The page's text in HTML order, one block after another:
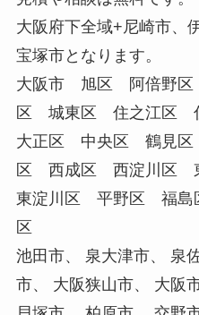
大阪府下全域+尼崎市、
宝塚市となります。
大阪市 旭区 阿倍野
区 城東区 住之江区
大正区 中央区 鶴見
区 西成区 西淀川区
東淀川区 平野区 福
区
池田市、 泉大津市、 泉
市、 大阪狭山市、 大阪